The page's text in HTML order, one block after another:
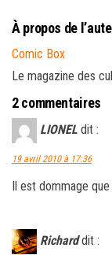
À propos de
Comic Box
Le magazine des
2 commentaires
LIONEL dit :
19 avril 2010 à 17:36
Il est dommage
Richard dit :